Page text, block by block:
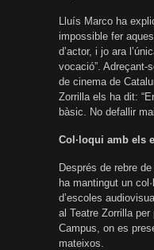
Lluís Marco ha
impossible fer
d’actor, i jo ara
vocació”. Adreçant-
de cinema de
Zorrilla els ha dit:
bàsic. No defallir
Col·loqui amb els
Després de rebre
ha mantingut un
d’escoles
al Teatre Zorrilla
Campus, on es
mateixos.